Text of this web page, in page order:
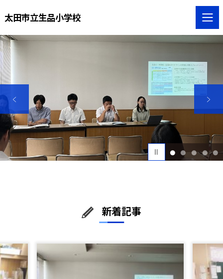
太田市立生品小学校
1 2 3 4 5
新着記事